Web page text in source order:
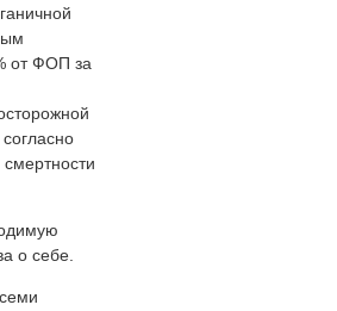
от ФОП за
о себе.